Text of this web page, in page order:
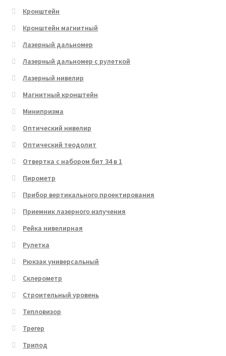
Кронштейн
Кронштейн магнитный
Лазерный дальномер
Лазерный дальномер с рулеткой
Лазерный нивелир
Магнитный кронштейн
Минипризма
Оптический нивелир
Оптический теодолит
Отвертка с набором бит 34 в 1
Пирометр
Прибор вертикального проектирования
Приемник лазерного излучения
Рейка нивелирная
Рулетка
Рюкзак универсальный
Склерометр
Строительный уровень
Тепловизор
Трегер
Трипод